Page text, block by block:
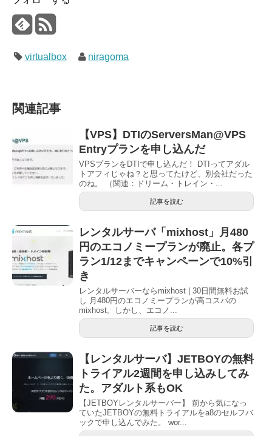
virtualbox niragoma
関連記事
【VPS】DTIのServersMan@VPS
Entryプランを申し込んだ
VPSプランをDTIで申し込んだ！ DTIってアダル
トアフィじゃね？と思ってたけど、別会社だった
のね。 （関連：ドリーム・トレイン・...
記事を読む
レンタルサーバ「mixhost」月480
円のエコノミープランが廃止。各プ
ラン1/12までキャンペーンで10%引
き
レンタルサーバーならmixhost | 30日間無料お試
し 月480円のエコノミープランが高コスパの
mixhost。しかし、エコノ...
記事を読む
【レンタルサーバ】JETBOYの無料
トライアル2週間を申し込みしてみ
た。アダルト系もOK
【JETBOYレンタルサーバー】 前から気になっ
ていたJETBOYの無料トライアルをa8のセルフバ
ックで申し込んでみた。 wor...